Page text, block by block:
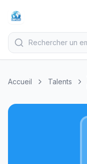
Accueil Talents